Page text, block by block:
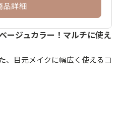
品詳細
ージュカラー！マルチに使え
、目元メイクに幅広く使えるコ